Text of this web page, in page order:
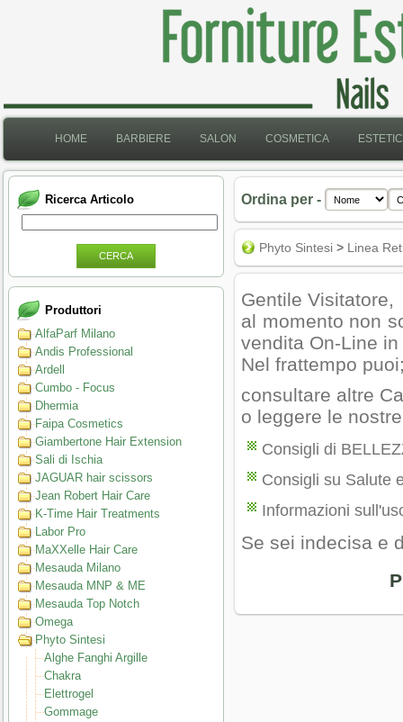
HOME BARBIERE SALON COSMETICA
Ricerca Articolo
CERCA
Produttori
AlfaParf Milano
Andis Professional
Ardell
Cumbo - Focus
Dhermia
Faipa Cosmetics
Giambertone Hair Extension
Sali di Ischia
JAGUAR hair scissors
Jean Robert Hair Care
K-Time Hair Treatments
Labor Pro
MaXXelle Hair Care
Mesauda Milano
Mesauda MNP & ME
Mesauda Top Notch
Omega
Phyto Sintesi
Alghe Fanghi Argille
Chakra
Elettrogel
Gommage
Ordina per -
Phyto Sintesi > Linea
Gentile Visitatore,
al momento non
vendita On-Line
Nel frattempo
consultare altre
o leggere le
Consigli di
Consigli su Salute
Informazioni
Se sei indecisa e